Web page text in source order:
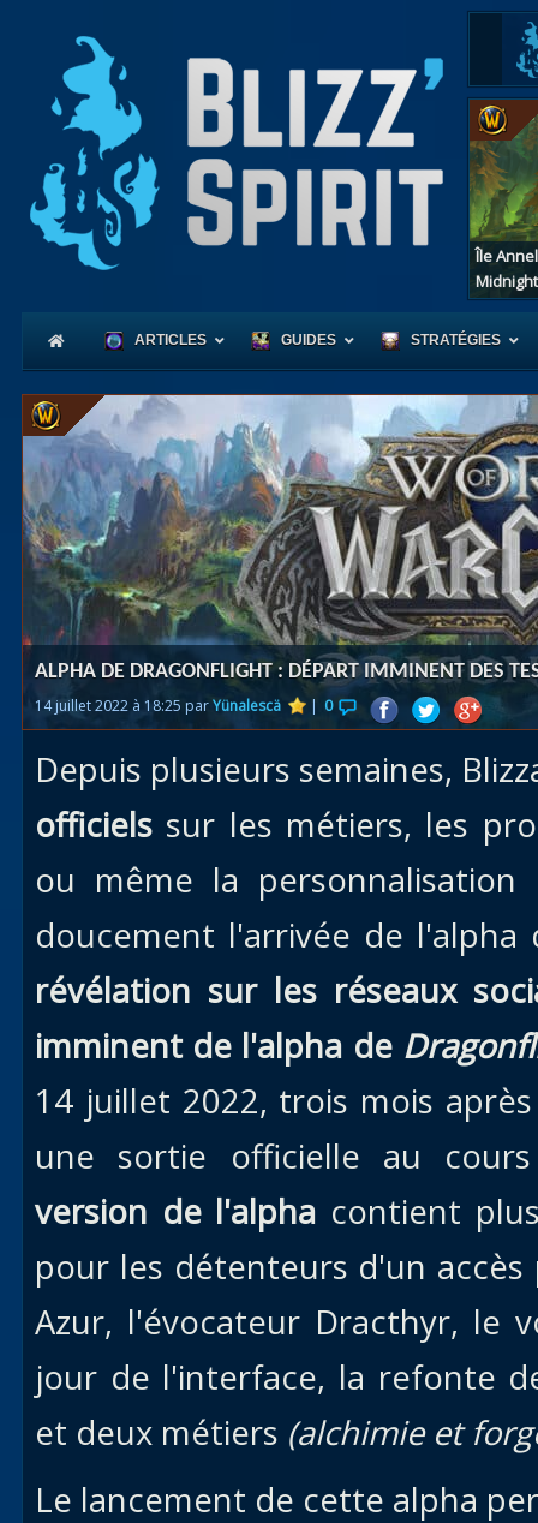
Île
Midnight
ARTICLES GUIDES
Coeur
Races
alliées
des îles
le vol
Uldum
Val
STRATÉGIES
ALPHA DE DRAGONFLIGHT : DÉPART IMMINENT DES
14 juillet 2022 à 18:25 parYünalescä | 0
Depuis plusieurs semaines,
officiels sur les métiers, les
ou même la
doucement l'arrivée de
révélation sur les réseaux
imminent de l'alpha de
14 juillet 2022, trois mois
une sortie officielle au
version de l'alpha contient
pour les détenteurs d'un
Azur, l'évocateur Dracthyr, le
jour de l'interface, la refonte
et deux métiers (alchimie et
Le lancement de cette alpha